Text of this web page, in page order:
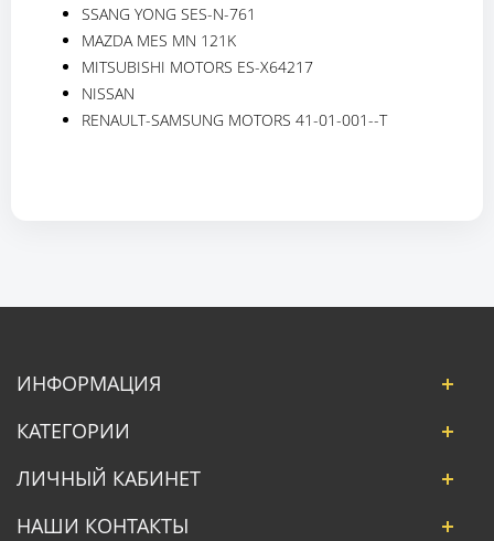
SSANG YONG SES-N-761
MAZDA MES MN 121K
MITSUBISHI MOTORS ES-X64217
NISSAN
RENAULT-SAMSUNG MOTORS 41-01-001--T
ИНФОРМАЦИЯ
КАТЕГОРИИ
ЛИЧНЫЙ КАБИНЕТ
НАШИ КОНТАКТЫ